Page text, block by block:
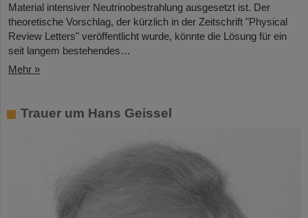
Material intensiver Neutrinobestrahlung ausgesetzt ist. Der
theoretische Vorschlag, der kürzlich in der Zeitschrift "Physical
Review Letters" veröffentlicht wurde, könnte die Lösung für ein
seit langem bestehendes…
Mehr »
Trauer um Hans Geissel